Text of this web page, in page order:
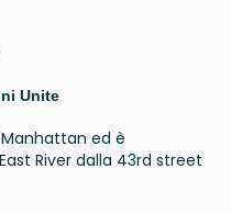
Unite
ed è
River dalla 43rd street